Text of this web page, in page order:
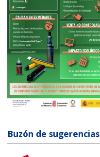
Buzón de sugerencias